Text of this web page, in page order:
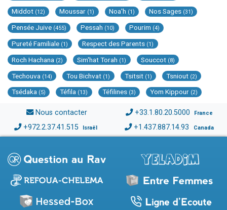
Middot (12) Moussar (1) Noa'h (1) Nos Sages (31)
Pensée Juive (455) Pessah (10) Pourim (4)
Pureté Familiale (1) Respect des Parents (1)
Roch Hachana (2) Sim'hat Torah (1) Souccot (8)
Techouva (14) Tou Bichvat (1) Tsitsit (1) Tsniout (2)
Tsédaka (5) Téfila (13) Téfilines (3) Yom Kippour (2)
Nous contacter +33.1.80.20.5000 France
+972.2.37.41.515 Israël +1.437.887.14.93 Canada